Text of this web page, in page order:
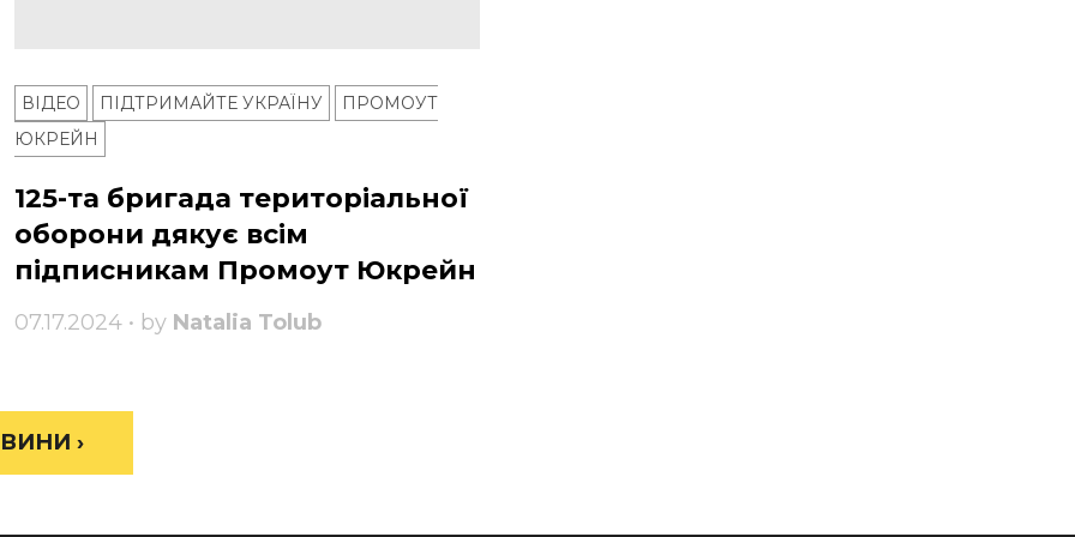
ВІДЕО ПІДТРИМАЙТЕ УКРАЇНУ
ПРОМОУТ
ЮКРЕЙН
125-та бригада територіальної
оборони дякує всім
підписникам Промоут Юкрейн
07.17.2024 • by Natalia Tolub
›